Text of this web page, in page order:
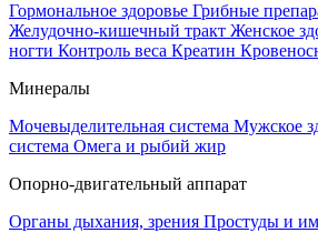
Гормональное здоровье Грибные
Желудочно-кишечный тракт Женское
ногти Контроль веса Креатин
Минералы
Мочевыделительная система Мужское
система Омега и рыбий жир
Опорно-двигательный аппарат
Органы дыхания, зрения Простуды и